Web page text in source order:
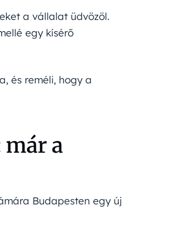
a vállalat üdvözöl.
egy kísérő
és reméli, hogy a
a
Budapesten egy új